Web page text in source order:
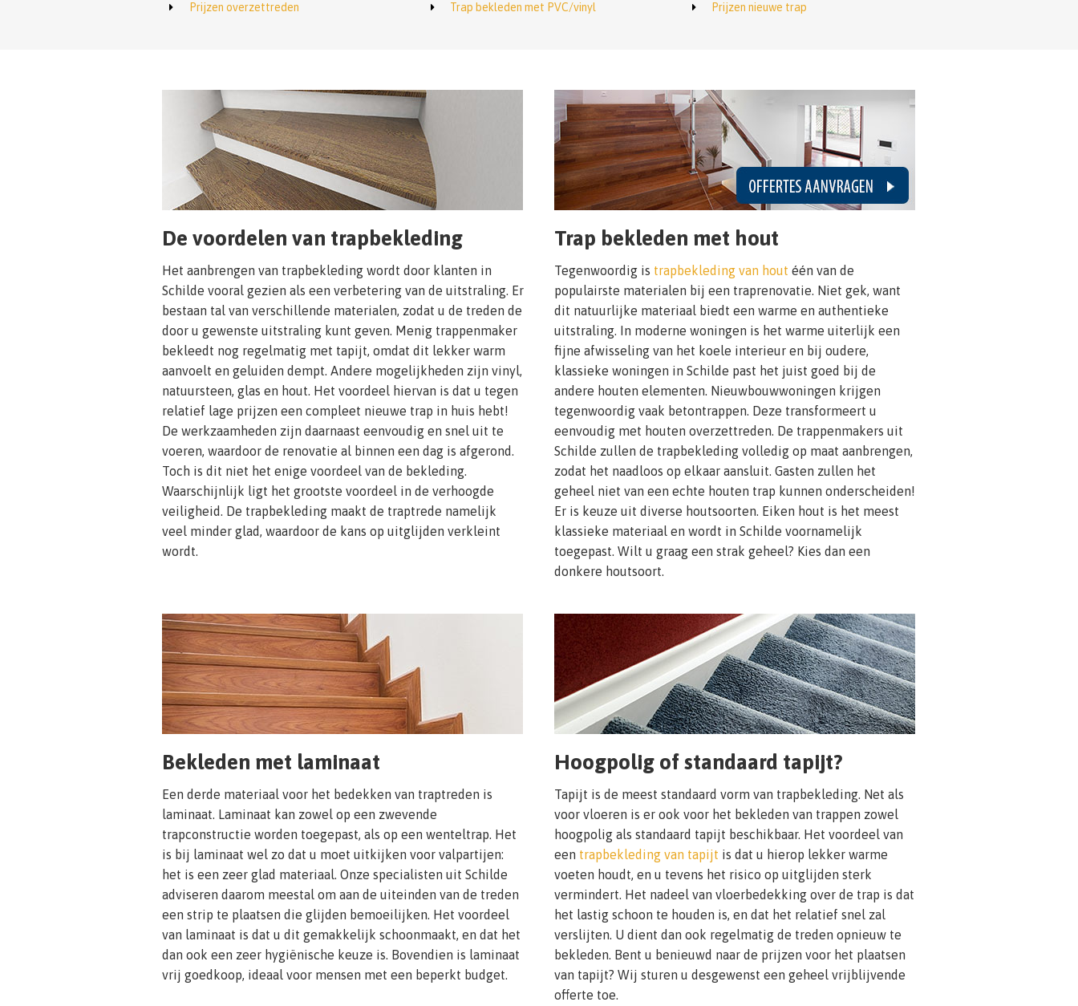
Prijzen overzettreden Trap bekleden met PVC/vinyl Prijzen nieuwe trap
De voordelen van trapbekleding
Het aanbrengen van trapbekleding wordt door klanten in
Schilde vooral gezien als een verbetering van de uitstraling. Er
bestaan tal van verschillende materialen, zodat u de treden de
door u gewenste uitstraling kunt geven. Menig trappenmaker
bekleedt nog regelmatig met tapijt, omdat dit lekker warm
aanvoelt en geluiden dempt. Andere mogelijkheden zijn vinyl,
natuursteen, glas en hout. Het voordeel hiervan is dat u tegen
relatief lage prijzen een compleet nieuwe trap in huis hebt!
De werkzaamheden zijn daarnaast eenvoudig en snel uit te
voeren, waardoor de renovatie al binnen een dag is afgerond.
Toch is dit niet het enige voordeel van de bekleding.
Waarschijnlijk ligt het grootste voordeel in de verhoogde
veiligheid. De trapbekleding maakt de traptrede namelijk
veel minder glad, waardoor de kans op uitglijden verkleint
wordt.
Trap bekleden met hout
Tegenwoordig is trapbekleding van hout één van de
populairste materialen bij een traprenovatie. Niet gek, want
dit natuurlijke materiaal biedt een warme en authentieke
uitstraling. In moderne woningen is het warme uiterlijk een
fijne afwisseling van het koele interieur en bij oudere,
klassieke woningen in Schilde past het juist goed bij de
andere houten elementen. Nieuwbouwwoningen krijgen
tegenwoordig vaak betontrappen. Deze transformeert u
eenvoudig met houten overzettreden. De trappenmakers uit
Schilde zullen de trapbekleding volledig op maat aanbrengen,
zodat het naadloos op elkaar aansluit. Gasten zullen het
geheel niet van een echte houten trap kunnen onderscheiden!
Er is keuze uit diverse houtsoorten. Eiken hout is het meest
klassieke materiaal en wordt in Schilde voornamelijk
toegepast. Wilt u graag een strak geheel? Kies dan een
donkere houtsoort.
Bekleden met laminaat
Een derde materiaal voor het bedekken van traptreden is
laminaat. Laminaat kan zowel op een zwevende
trapconstructie worden toegepast, als op een wenteltrap. Het
is bij laminaat wel zo dat u moet uitkijken voor valpartijen:
het is een zeer glad materiaal. Onze specialisten uit Schilde
adviseren daarom meestal om aan de uiteinden van de treden
een strip te plaatsen die glijden bemoeilijken. Het voordeel
van laminaat is dat u dit gemakkelijk schoonmaakt, en dat het
dan ook een zeer hygiënische keuze is. Bovendien is laminaat
vrij goedkoop, ideaal voor mensen met een beperkt budget.
Hoogpolig of standaard tapijt?
Tapijt is de meest standaard vorm van trapbekleding. Net als
voor vloeren is er ook voor het bekleden van trappen zowel
hoogpolig als standaard tapijt beschikbaar. Het voordeel van
een trapbekleding van tapijt is dat u hierop lekker warme
voeten houdt, en u tevens het risico op uitglijden sterk
vermindert. Het nadeel van vloerbedekking over de trap is dat
het lastig schoon te houden is, en dat het relatief snel zal
verslijten. U dient dan ook regelmatig de treden opnieuw te
bekleden. Bent u benieuwd naar de prijzen voor het plaatsen
van tapijt? Wij sturen u desgewenst een geheel vrijblijvende
offerte toe.